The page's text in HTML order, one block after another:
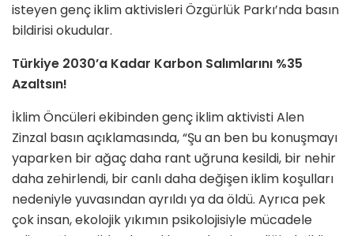
isteyen genç iklim aktivisleri Özgürlük Parkı’nda basın
bildirisi okudular.
Türkiye 2030’a Kadar Karbon Salımlarını %35
Azaltsın!
İklim Öncüleri ekibinden genç iklim aktivisti Alen
Zinzal basın açıklamasında, “Şu an ben bu konuşmayı
yaparken bir ağaç daha rant uğruna kesildi, bir nehir
daha zehirlendi, bir canlı daha değişen iklim koşulları
nedeniyle yuvasından ayrıldı ya da öldü. Ayrıca pek
çok insan, ekolojik yıkımın psikolojisiyle mücadele